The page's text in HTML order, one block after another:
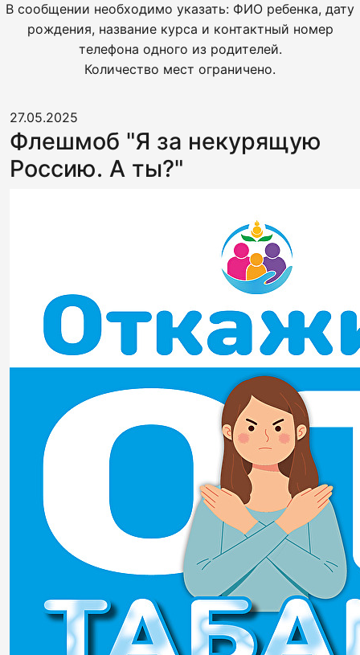
В сообщении необходимо указать: ФИО ребенка, дату
рождения, название курса и контактный номер
телефона одного из родителей.
Количество мест ограничено.
27.05.2025
Флешмоб "Я за некурящую
Россию. А ты?"